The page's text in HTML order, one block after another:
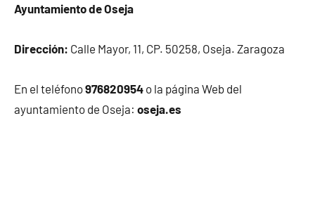
Ayuntamiento de Oseja
Dirección: Calle Mayor, 11, CP. 50258, Oseja. Zaragoza
En el teléfono976820954 o la página Web del
ayuntamiento de Oseja: oseja.es